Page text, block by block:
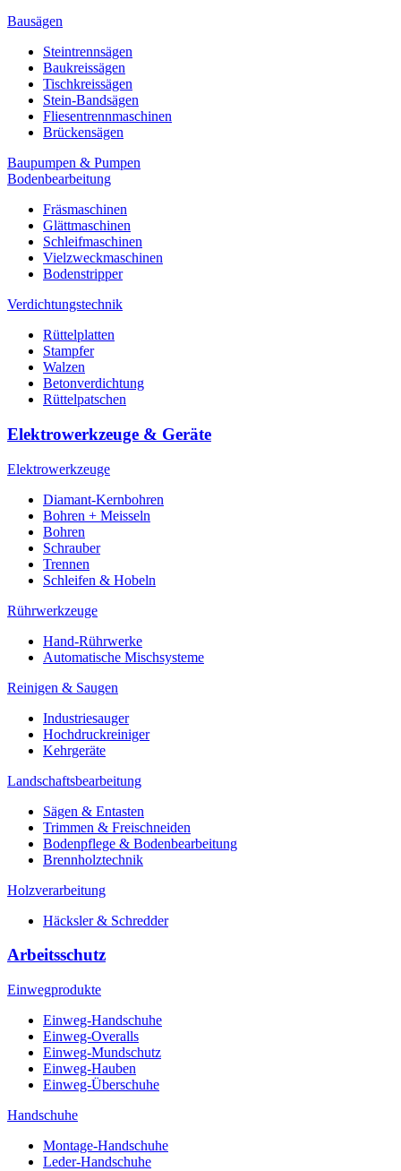
Bausägen
Steintrennsägen
Baukreissägen
Tischkreissägen
Stein-Bandsägen
Fliesentrennmaschinen
Brückensägen
Baupumpen & Pumpen
Bodenbearbeitung
Fräsmaschinen
Glättmaschinen
Schleifmaschinen
Vielzweckmaschinen
Bodenstripper
Verdichtungstechnik
Rüttelplatten
Stampfer
Walzen
Betonverdichtung
Rüttelpatschen
Elektrowerkzeuge & Geräte
Elektrowerkzeuge
Diamant-Kernbohren
Bohren + Meisseln
Bohren
Schrauber
Trennen
Schleifen & Hobeln
Rührwerkzeuge
Hand-Rührwerke
Automatische Mischsysteme
Reinigen & Saugen
Industriesauger
Hochdruckreiniger
Kehrgeräte
Landschaftsbearbeitung
Sägen & Entasten
Trimmen & Freischneiden
Bodenpflege & Bodenbearbeitung
Brennholztechnik
Holzverarbeitung
Häcksler & Schredder
Arbeitsschutz
Einwegprodukte
Einweg-Handschuhe
Einweg-Overalls
Einweg-Mundschutz
Einweg-Hauben
Einweg-Überschuhe
Handschuhe
Montage-Handschuhe
Leder-Handschuhe